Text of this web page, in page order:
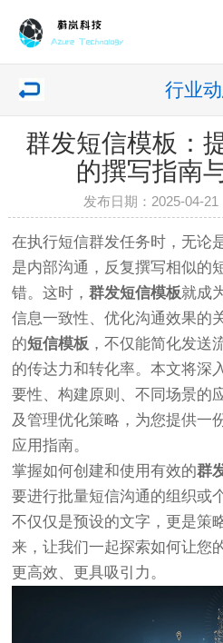
行业
群发短信模板：
的撰写指南
发布日期：2025-04-
在执行短信群发任务时，无论
是内部沟通，反复撰写相似的
错。这时，群发短信模板就成
信息一致性、优化沟通效果的
的短信模板 ，不仅能简化发送
的传达力和转化率。本文将深
要性、构建原则、不同场景的
及管理优化策略，为您提供一
应用指南。
掌握如何创建和使用有效的群
要进行批量短信沟通的组织或
不仅仅是预设的文字，更是策
来，让我们一起探索如何让您
更高效、更具吸引力。